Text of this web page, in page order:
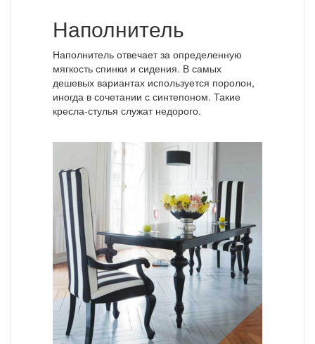
Наполнитель
Наполнитель отвечает за определенную
мягкость спинки и сидения. В самых
дешевых вариантах используется поролон,
иногда в сочетании с синтепоном. Такие
кресла-стулья служат недорого.